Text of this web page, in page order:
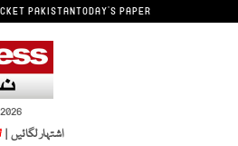
PAKISTANTODAY'S PAPER
اشتہار لگائیں |